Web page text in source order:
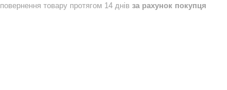
повернення товару протягом 14 днів за рахунок покупця